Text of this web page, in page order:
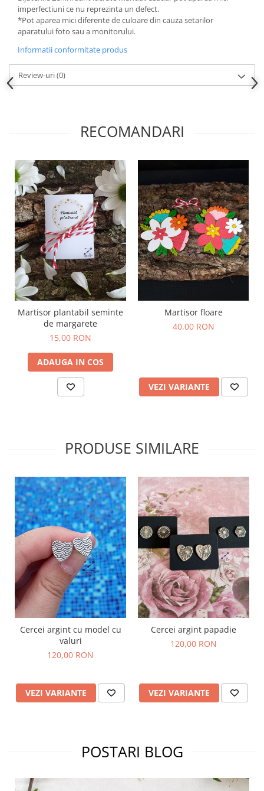
imperfectiuni ce nu reprezinta un defect.
*Pot aparea mici diferente de culoare din cauza setarilor
aparatului foto sau a monitorului.
Informatii conformitate produs
Review-uri(0)
RECOMANDARI
Martisor plantabil seminte
de margarete
15,00 RON
ADAUGA IN COS
Martisor floare
40,00 RON
VEZI VARIANTE
PRODUSE SIMILARE
Cercei argint cu model cu
valuri
120,00 RON
VEZI VARIANTE
Cercei argint papadie
120,00 RON
VEZI VARIANTE
POSTARI BLOG